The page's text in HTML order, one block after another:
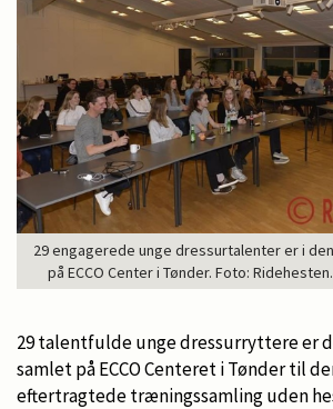
29 engagerede unge dressurtalenter er i
på ECCO Center i Tønder. Foto:
29 talentfulde unge dressurryttere er
samlet på ECCO Centeret i Tønder til
eftertragtede træningssamling uden